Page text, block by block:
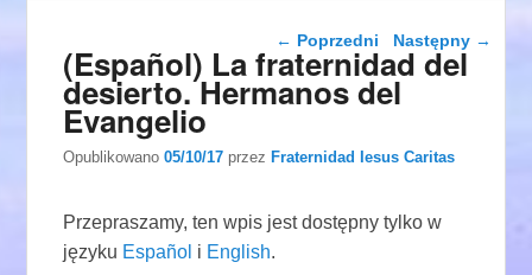
Nawigacja wpisu
← Poprzedni Następny →
(Español) La fraternidad del
desierto. Hermanos del
Evangelio
Opublikowano05/10/17 przezFraternidad Iesus Caritas
Przepraszamy, ten wpis jest dostępny tylko w
języku Español i English.